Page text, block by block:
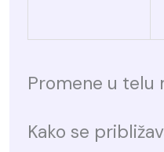
Promene u telu
Kako se